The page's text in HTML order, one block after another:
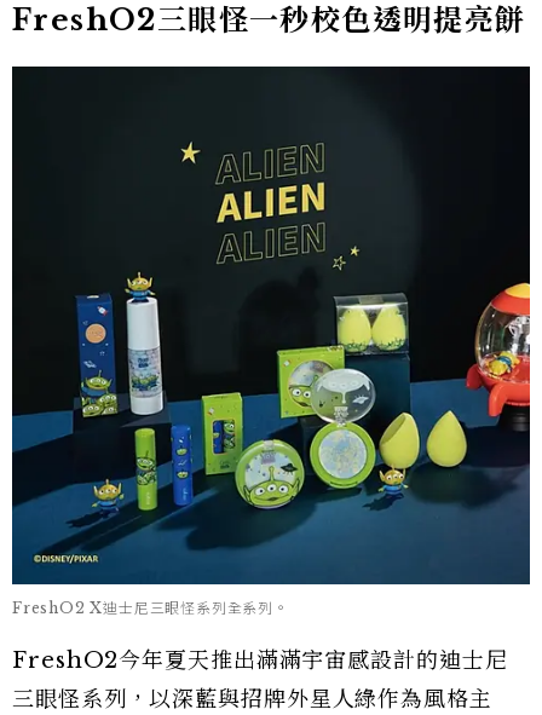
FreshO2三眼怪一秒校色透明提亮餅
FreshO2 X迪士尼三眼怪系列全系列。
FreshO2今年夏天推出滿滿宇宙感設計的迪士尼
三眼怪系列，以深藍與招牌外星人綠作為風格主